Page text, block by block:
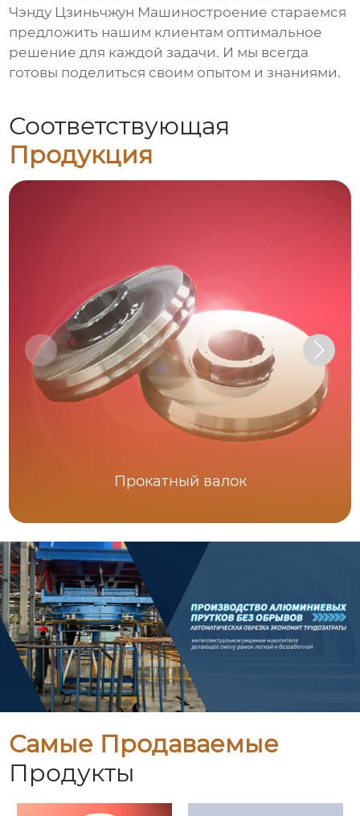
Чэнду Цзиньчжун Машиностроение стараемся
предложить нашим клиентам оптимальное
решение для каждой задачи. И мы всегда
готовы поделиться своим опытом и знаниями.
Соответствующая
Продукция
Прокатный валок
Самые Продаваемые
Продукты